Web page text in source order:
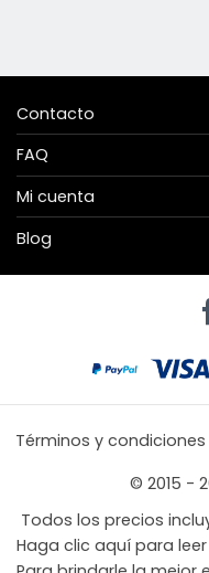
Contacto
FAQ
Mi cuenta
Blog
Términos y condiciones
© 2015 -
Todos los precios
Haga clic aquí para